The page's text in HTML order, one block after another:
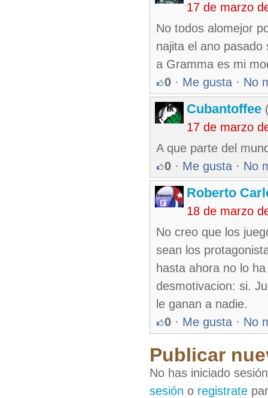
17 de marzo
No todos alomejor
najita el ano
a Gramma es mi
0 · Me gusta · No
Cubantoffee
17 de marzo
A que parte del
0 · Me gusta · No
Roberto
18 de marzo
No creo que los
sean los
hasta ahora no lo
desmotivacion: si.
le ganan a nadie.
0 · Me gusta · No
Publicar
No has iniciado
sesión o registrate